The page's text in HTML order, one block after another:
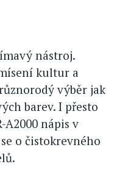
nástroj.
kultur a
výběr jak
barev. I přesto
A2000 nápis v
o čistokrevného